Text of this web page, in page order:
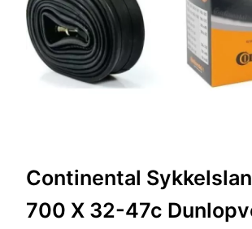
Continental
700 X 32-47c